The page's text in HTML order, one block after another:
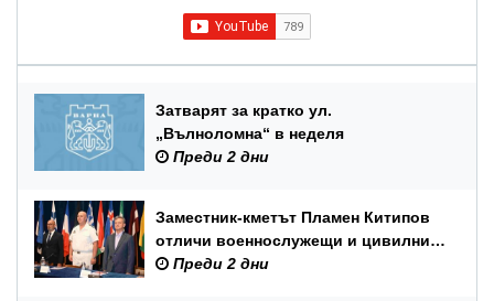
Затварят за кратко ул.
„Вълноломна“ в неделя
Преди 2 дни
Заместник-кметът Пламен Китипов
отличи военнослужещи и цивилни
служители по повод Празника на
Преди 2 дни